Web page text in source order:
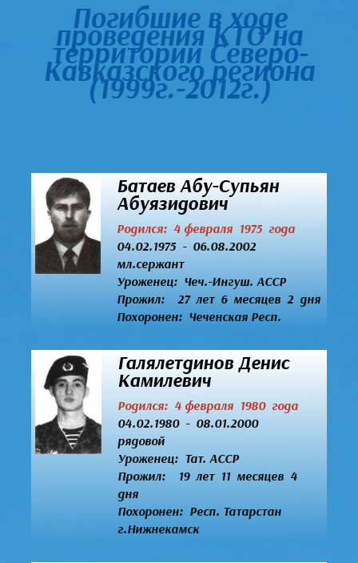
Погибшие в ходе
проведения КТО на
территории Северо-
Кавказского региона
(1999г.-2012г.)
Батаев Абу-Супьян
Абуязидович
Родился: 4 февраля 1975 года
04.02.1975 - 06.08.2002
мл.сержант
Уроженец:Чеч.-Ингуш. АССР
Прожил: 27 лет 6 месяцев 2 дня
Похоронен: Чеченская Респ.
Галялетдинов Денис
Камилевич
Родился: 4 февраля 1980 года
04.02.1980 - 08.01.2000
рядовой
Уроженец: Тат. АССР
Прожил: 19 лет 11 месяцев 4
дня
Похоронен: Респ. Татарстан
г.Нижнекамск